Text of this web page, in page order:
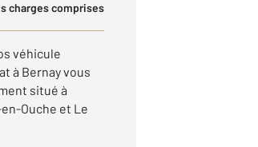
charges comprises
véhicule
à Bernay vous
situé à
Ouche et Le